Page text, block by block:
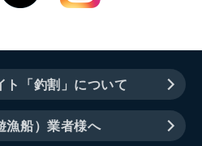
ト「釣割」について
漁船）業者様へ